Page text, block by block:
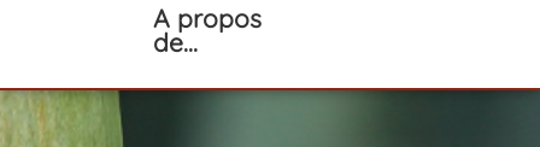
A propos
de...